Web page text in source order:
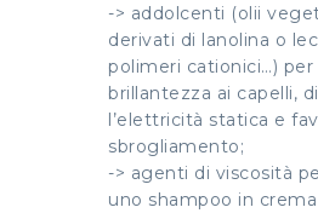
-> addolcenti (olii
derivati di lanolina o
polimeri cationici…) per
brillantezza ai capelli,
l’elettricità statica e
sbrogliamento;
-> agenti di viscosità
uno shampoo in